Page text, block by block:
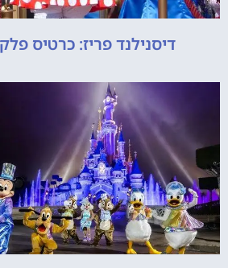
דיסנילנד פריז: כרטיס